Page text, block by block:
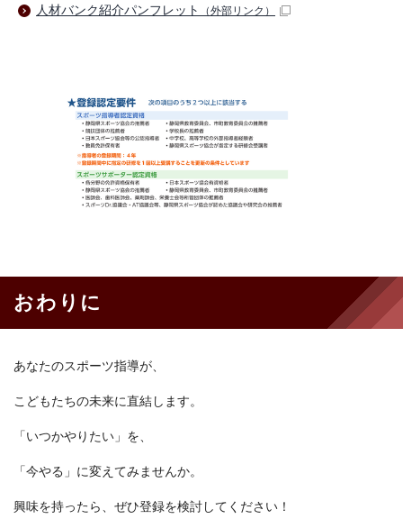
人材バンク紹介パンフレット （外部リンク）
おわりに
あなたのスポーツ指導が、
こどもたちの未来に直結します。
「いつかやりたい」を、
「今やる」に変えてみませんか。
興味を持ったら、ぜひ登録を検討してください！